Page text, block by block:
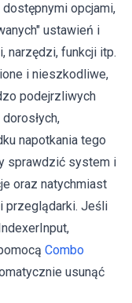
opcjami,
ustawień i
narzędzi, funkcji itp.
i nieszkodliwe,
podejrzliwych
napotkania tego
sprawdzić system i
oraz natychmiast
przeglądarki. Jeśli
Combo
usunąć